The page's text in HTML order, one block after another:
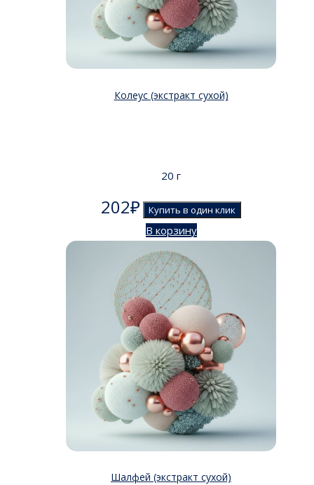
Колеус (экстракт сухой)
20 г
202₽ Купить в один клик
В корзину
Шалфей (экстракт сухой)